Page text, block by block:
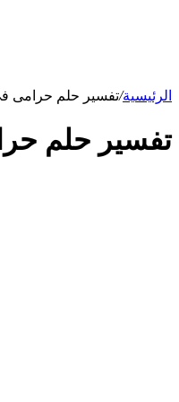
الرئيسية/تفسير حلم حرامى
تفسير حلم